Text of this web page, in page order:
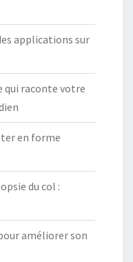
applications sur
qui raconte votre
en forme
du col :
améliorer son